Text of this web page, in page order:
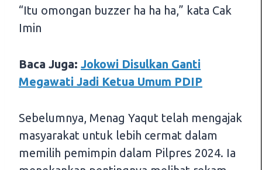
“Itu omongan buzzer ha ha ha,” kata Cak
Imin
Baca Juga: Jokowi Disulkan Ganti
Megawati Jadi Ketua Umum PDIP
Sebelumnya, Menag Yaqut telah mengajak
masyarakat untuk lebih cermat dalam
memilih pemimpin dalam Pilpres 2024. Ia